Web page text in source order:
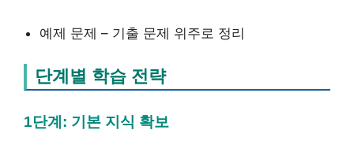
예제 문제 – 기출 문제 위주로 정리
단계별 학습 전략
1단계: 기본 지식 확보